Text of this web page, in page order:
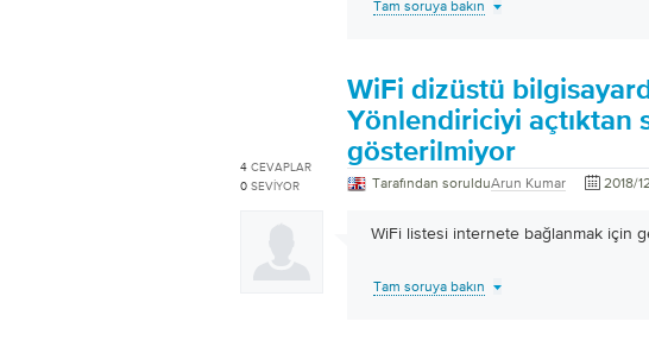
Tam soruya bakın
4 CEVAPLAR
0 SEVIYOR
WiFi dizüstü
Yönlendiriciyi açtıktan
gösterilmiyor
Tarafından sorulduArun Kumar 2018/
WiFi listesi internete bağlanmak için
Tam soruya bakın